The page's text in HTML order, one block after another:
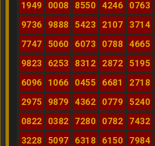
1949
0008 8550 4246 0763
9736
9888 5423 2107 3714
7747
5060 6073 0788 4665
9823
6253 8312 2872 5195
6096
1066 0455 6681 2718
2975
9879 4362 0779 5240
0822
0382 7280 0782 7432
3228
5097 6318 6150 7984